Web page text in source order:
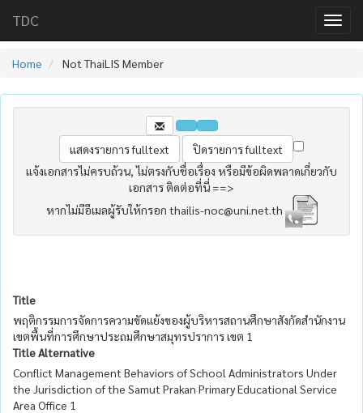
TDC
Home Not ThaiLIS Member
แจ้งเอกสารไม่ครบถ้วน, ไม่ตรงกับชื่อเรื่อง หรือมีข้อผิดพลาดเกี่ยวกับ
เอกสาร ติดต่อที่นี่ ==>
หากไม่มีอีเมลผู้รับให้กรอก thailis-noc@uni.net.th
Title
พฤติกรรมการจัดการความขัดแย้งของผู้บริหารสถานศึกษาสังกัดสำนักงาน
เขตพื้นที่การศึกษาประถมศึกษาสมุทรปราการ เขต 1
Title Alternative
Conflict Management Behaviors of School Administrators Under
the Jurisdiction of the Samut Prakan Primary Educational Service
Area Office 1